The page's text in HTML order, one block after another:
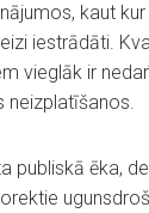
kaut
iestrādāti.
vieglāk ir
neizplatīšanos.
ēka,